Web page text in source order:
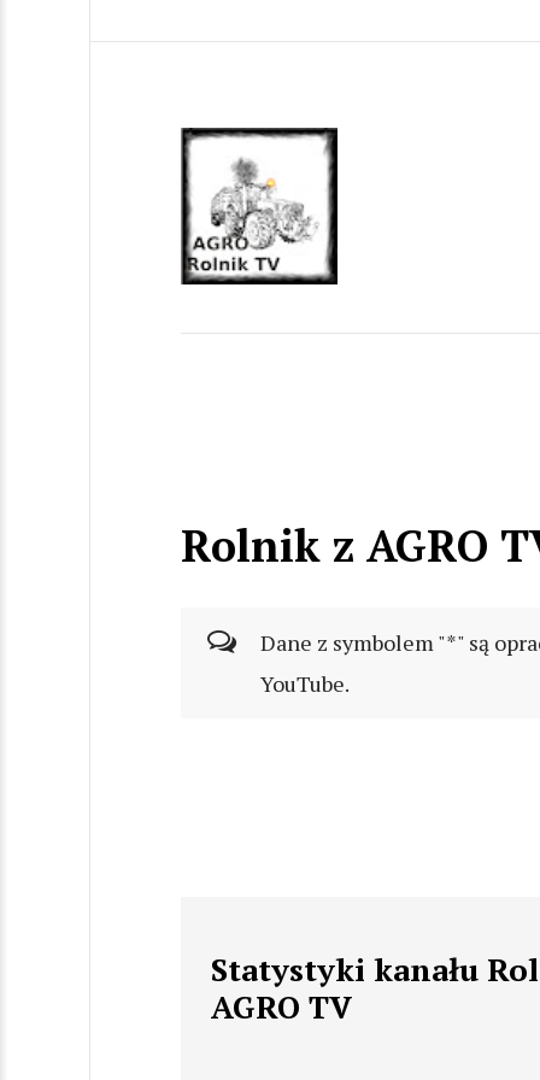
Rolnik z AGRO
Dane z symbolem "*" są
YouTube.
Statystyki kanału
AGRO TV